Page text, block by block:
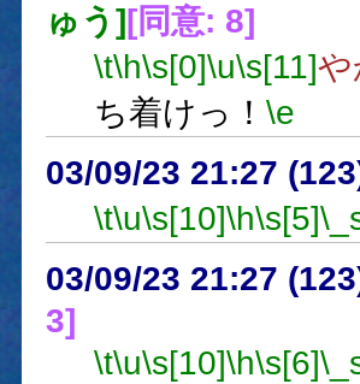
ゅう][同意: 8]
\t\h\s[0]\u\s[11]や
ち着けっ！ \e
03/09/23 21:27
\t\u\s[10]\h\s[5]
03/09/23 21:27
3]
\t\u\s[10]\h\s[6]